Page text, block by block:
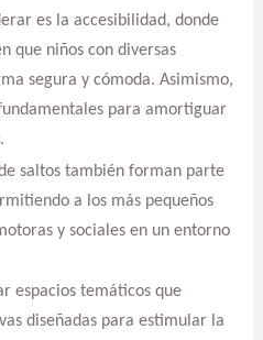
es la accesibilidad, donde
que niños con diversas
segura y cómoda. Asimismo,
para amortiguar
saltos también forman parte
a los más pequeños
y sociales en un entorno
espacios temáticos que
diseñadas para estimular la